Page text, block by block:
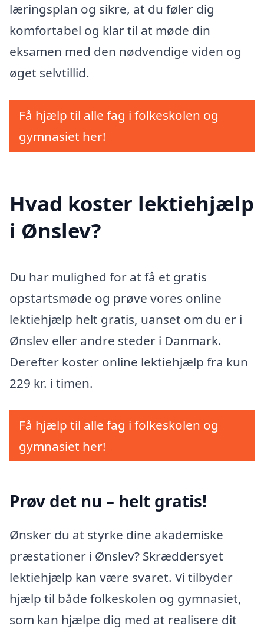
læringsplan og sikre, at du føler dig
komfortabel og klar til at møde din
eksamen med den nødvendige viden og
øget selvtillid.
Få hjælp til alle fag i folkeskolen og
gymnasiet her!
Hvad koster lektiehjælp
i Ønslev?
Du har mulighed for at få et gratis
opstartsmøde og prøve vores online
lektiehjælp helt gratis, uanset om du er i
Ønslev eller andre steder i Danmark.
Derefter koster online lektiehjælp fra kun
229 kr. i timen.
Få hjælp til alle fag i folkeskolen og
gymnasiet her!
Prøv det nu – helt gratis!
Ønsker du at styrke dine akademiske
præstationer i Ønslev? Skræddersyet
lektiehjælp kan være svaret. Vi tilbyder
hjælp til både folkeskolen og gymnasiet,
som kan hjælpe dig med at realisere dit